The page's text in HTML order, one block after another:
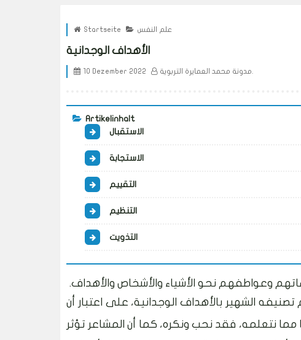
Startseite علم النفس
الأهداف الوجدانية
10 Dezember 2022
Artikelinhalt
الاستقبال
الاستجابة
التقييم
التنظيم
التذويت
وعواطفهم نحو الأشياء والأشخاص والأهداف.
1946م تصنيفه الشهير بالأهداف الوجدانية، على اعتبار أن
نتعلمه، فقد نحب ونكره، كما أن المشاعر تؤثر